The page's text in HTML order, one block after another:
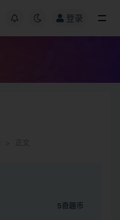
登录
5奇趣币